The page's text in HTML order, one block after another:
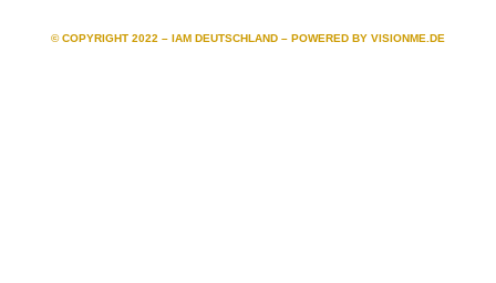
© COPYRIGHT 2022 – IAM DEUTSCHLAND – POWERED BY VISIONME.DE